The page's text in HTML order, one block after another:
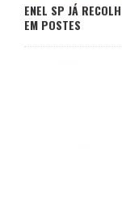
ENEL SP JÁ
EM POSTES